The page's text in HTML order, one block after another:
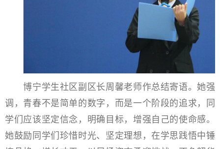
博宁学生社区副区长周馨老师作总结寄语。她强
调，青春不是简单的数字，而是一个阶段的追求，同
学们应该坚定信念，明确目标，增强自己的使命感。
她鼓励同学们珍惜时光、坚定理想，在学思践悟中锤